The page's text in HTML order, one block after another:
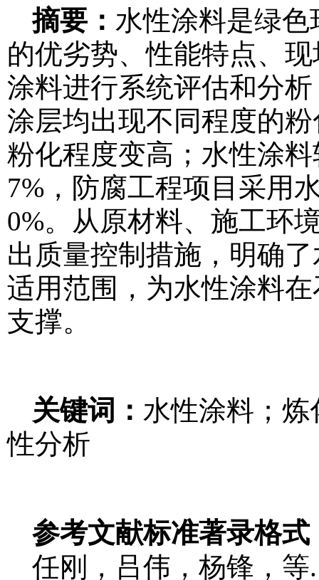
摘要： 水性涂料是绿
的优劣势、性能特点、
涂料进行系统评估和分
涂层均出现不同程度的
粉化程度变高；水性涂
7%，防腐工程项目采用
0%。从原材料、施工环
出质量控制措施，明确
适用范围，为水性涂料
支撑。
关键词： 水性涂料；
性分析
参考文献标准著录格式
任刚，吕伟，杨锋，